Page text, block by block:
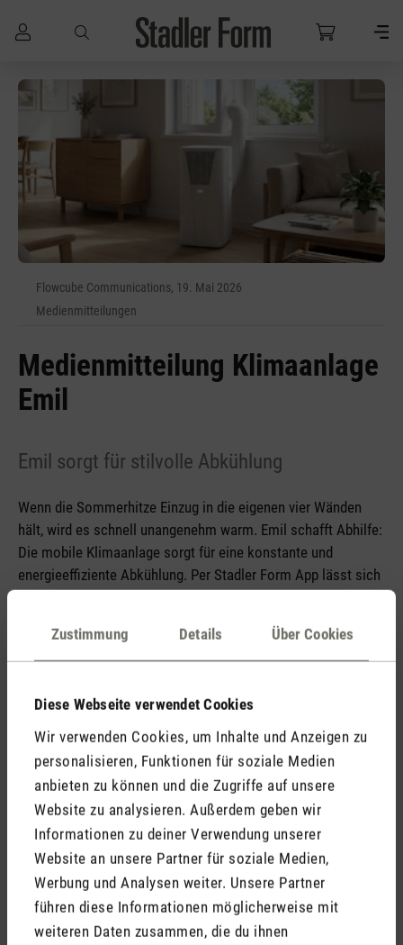
Zustimmung Details Über Cookies
Diese Webseite verwendet Cookies
Wir verwenden Cookies, um Inhalte und Anzeigen zu
personalisieren, Funktionen für soziale Medien
anbieten zu können und die Zugriffe auf unsere
Website zu analysieren. Außerdem geben wir
Informationen zu deiner Verwendung unserer
Website an unsere Partner für soziale Medien,
Werbung und Analysen weiter. Unsere Partner
führen diese Informationen möglicherweise mit
weiteren Daten zusammen, die du ihnen
Zum Hauptinhalt springen
Flowcube Communications, 19. Mai 2026
Medienmitteilungen
Medienmitteilung Klimaanlage
Emil
Emil sorgt für stilvolle Abkühlung
Wenn die Sommerhitze Einzug in die eigenen vier Wänden
hält, wird es schnell unangenehm warm. Emil schafft Abhilfe:
Die mobile Klimaanlage sorgt für eine konstante und
energieeffiziente Abkühlung. Per Stadler Form App lässt sich
überzeugt Emil durch ein ästhetisches, formschönes Design.
Mit dem mitgelieferten Fensterabdichtungs-Set ist das Gerät
Medienmitteilung Klimaanlage Emil
Hinweis: Im Sommer 2026 ist Emil exklusiv in der Schweiz
erhältlich.